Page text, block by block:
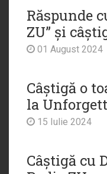
Răspunde
ZU” și
01 August 2024
Câștigă o
la
15 Iulie 2024
Câștigă cu